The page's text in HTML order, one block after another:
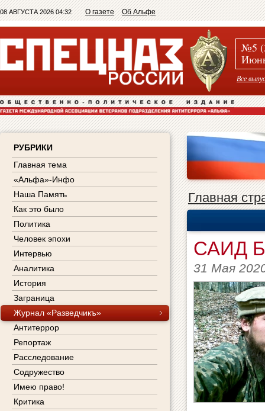
08 АВГУСТА 2026 04:32 О газете Об Альфе
№5
Все
РУБРИКИ
Главная тема
«Альфа»-Инфо
Наша Память
Как это было
Политика
Человек эпохи
Интервью
Аналитика
История
Заграница
Журнал «Разведчикъ»
Антитеррор
Репортаж
Расследование
Содружество
Имею право!
Критика
Главная
САИД
31 Мая